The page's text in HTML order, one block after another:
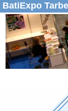
BatiExpo